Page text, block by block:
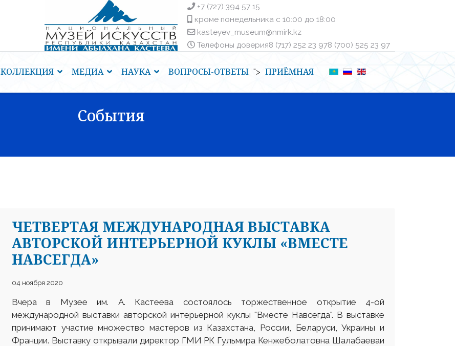
+7 (727) 394 57 15
кроме понедельника с 10:00 до 18:00
kasteyev_museum@nmirk.kz
Телефоны доверияㅤ8 (717) 252 23 97ㅤㅤ8 (700) 525 23 97
КОЛЛЕКЦИЯ МЕДИА НАУКА ВОПРОСЫ-ОТВЕТЫ "> ПРИЁМНАЯ
События
ЧЕТВЕРТАЯ МЕЖДУНАРОДНАЯ ВЫСТАВКА
АВТОРСКОЙ ИНТЕРЬЕРНОЙ КУКЛЫ «ВМЕСТЕ
НАВСЕГДА»
04 ноября 2020
Вчера в Музее им. А. Кастеева состоялось торжественное открытие 4-ой
международной выставки авторской интерьерной куклы "Вместе Навсегда". В выставке
принимают участие множество мастеров из Казахстана, России, Беларуси, Украины и
Франции. Выставку открывали директор ГМИ РК Гульмира Кенжеболатовна Шалабаеваи